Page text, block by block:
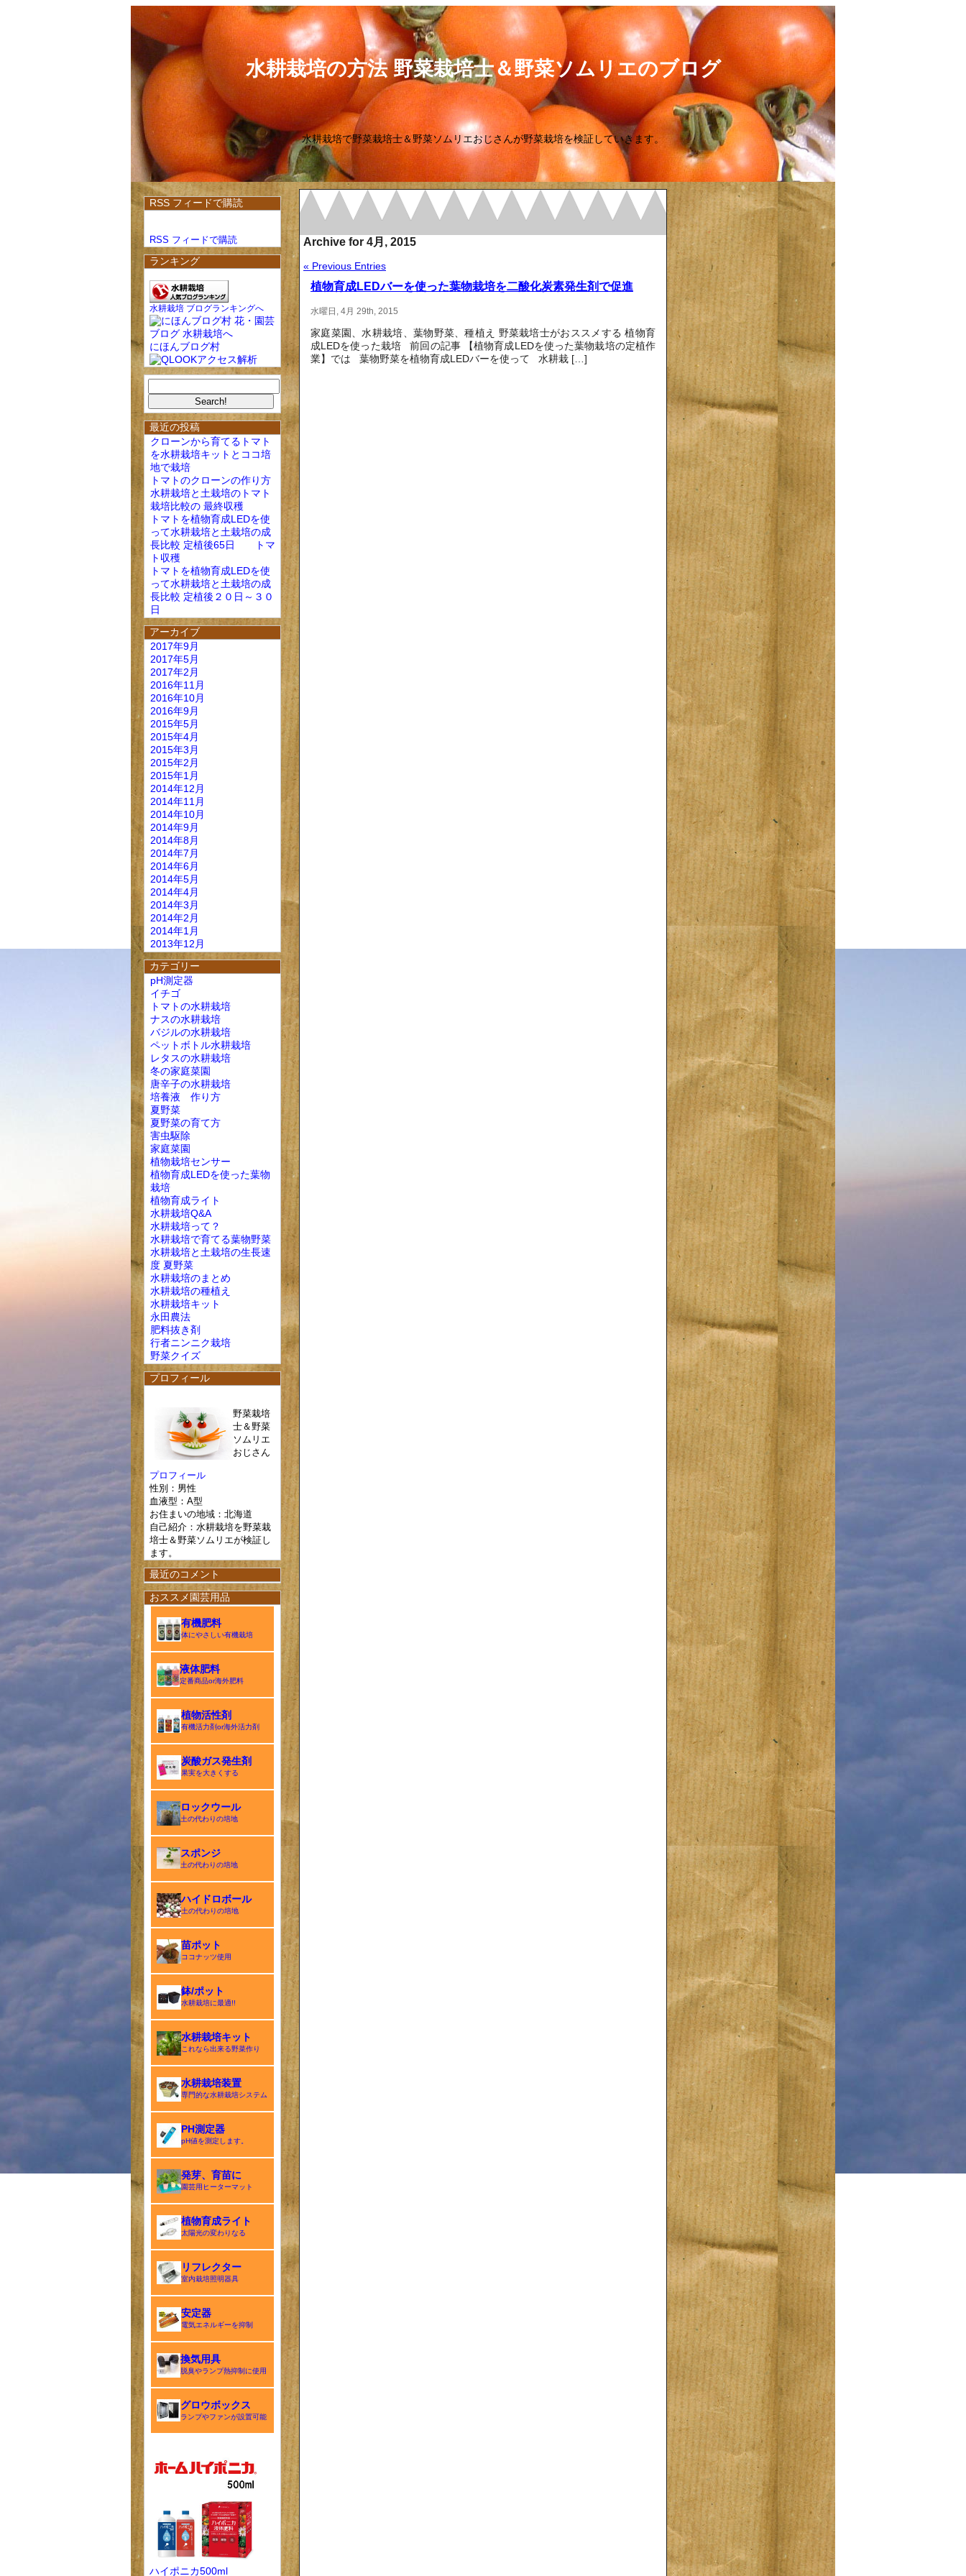
水耕栽培の方法 野菜栽培士＆野菜ソムリエのブログ
水耕栽培で野菜栽培士＆野菜ソムリエおじさんが野菜栽培を検証していきます。
RSS フィードで購読
RSS フィードで購読
ランキング
水耕栽培 ブログランキングへ
にほんブログ村
最近の投稿
クローンから育てるトマト
を水耕栽培キットとココ培
地で栽培
トマトのクローンの作り方
水耕栽培と土栽培のトマト
栽培比較の 最終収穫
トマトを植物育成LEDを使
って水耕栽培と土栽培の成
長比較 定植後65日 トマ
ト収穫
トマトを植物育成LEDを使
って水耕栽培と土栽培の成
長比較 定植後２０日～３０
日
アーカイブ
2017年9月
2017年5月
2017年2月
2016年11月
2016年10月
2016年9月
2015年5月
2015年4月
2015年3月
2015年2月
2015年1月
2014年12月
2014年11月
2014年10月
2014年9月
2014年8月
2014年7月
2014年6月
2014年5月
2014年4月
2014年3月
2014年2月
2014年1月
2013年12月
カテゴリー
pH測定器
イチゴ
トマトの水耕栽培
ナスの水耕栽培
バジルの水耕栽培
ペットボトル水耕栽培
レタスの水耕栽培
冬の家庭菜園
唐辛子の水耕栽培
培養液 作り方
夏野菜
夏野菜の育て方
害虫駆除
家庭菜園
植物栽培センサー
植物育成LEDを使った葉物
栽培
植物育成ライト
水耕栽培Q&A
水耕栽培って？
水耕栽培で育てる葉物野菜
水耕栽培と土栽培の生長速
度 夏野菜
水耕栽培のまとめ
水耕栽培の種植え
水耕栽培キット
永田農法
肥料抜き剤
行者ニンニク栽培
野菜クイズ
プロフィール
野菜栽培
士＆野菜
ソムリエ
おじさん
プロフィール
性別：男性
血液型：A型
お住まいの地域：北海道
自己紹介：水耕栽培を野菜栽
培士＆野菜ソムリエが検証し
ます。
最近のコメント
おススメ園芸用品
有機肥料
体にやさしい有機栽培
液体肥料
定番商品or海外肥料
植物活性剤
有機活力剤or海外活力剤
炭酸ガス発生剤
果実を大きくする
ロックウール
土の代わりの培地
スポンジ
土の代わりの培地
ハイドロボール
土の代わりの培地
苗ポット
ココナッツ使用
鉢/ポット
水耕栽培に最適!!
水耕栽培キット
これなら出来る野菜作り
水耕栽培装置
専門的な水耕栽培システム
PH測定器
pH値を測定します。
発芽、育苗に
園芸用ヒーターマット
植物育成ライト
太陽光の変わりなる
リフレクター
室内栽培照明器具
安定器
電気エネルギーを抑制
換気用具
脱臭やランプ熱抑制に使用
グロウボックス
ランプやファンが設置可能
ハイポニカ500ml
Archive for 4月, 2015
« Previous Entries
植物育成LEDバーを使った葉物栽培を二酸化炭素発生剤で促進
水曜日, 4月 29th, 2015
家庭菜園、水耕栽培、葉物野菜、種植え 野菜栽培士がおススメする 植物育
成LEDを使った栽培 前回の記事 【植物育成LEDを使った葉物栽培の定植作
業】では 葉物野菜を植物育成LEDバーを使って 水耕栽 […]